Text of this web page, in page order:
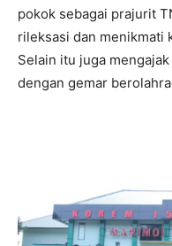
pokok sebagai prajurit
rileksasi dan menikmati
Selain itu juga
dengan gemar